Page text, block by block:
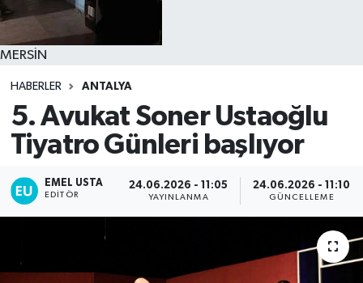
MERSİN
HABERLER ANTALYA
5. Avukat Soner Ustaoğlu
Tiyatro Günleri başlıyor
EMEL USTA
EDITÖR
24.06.2026 - 11:05
YAYINLANMA
24.06.2026 - 11:10
GÜNCELLEME